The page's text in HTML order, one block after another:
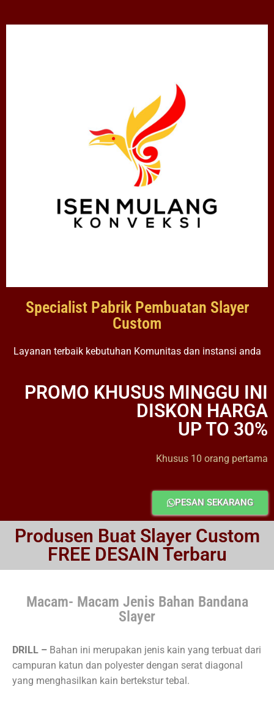
Specialist Pabrik Pembuatan Slayer
Custom
Layanan terbaik kebutuhan Komunitas dan instansi anda
PROMO KHUSUS MINGGU INI
DISKON HARGA
UP TO 30%
Khusus 10 orang pertama
PESAN SEKARANG
Produsen Buat Slayer Custom
FREE DESAIN Terbaru
Macam- Macam Jenis Bahan Bandana
Slayer
DRILL – Bahan ini merupakan jenis kain yang terbuat dari
campuran katun dan polyester dengan serat diagonal
yang menghasilkan kain bertekstur tebal.